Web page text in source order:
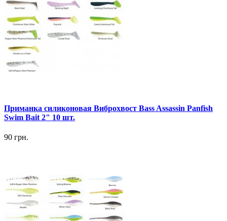
Приманка силиконовая Виброхвост Bass Assassin Panfish
Swim Bait 2" 10 шт.
90 грн.